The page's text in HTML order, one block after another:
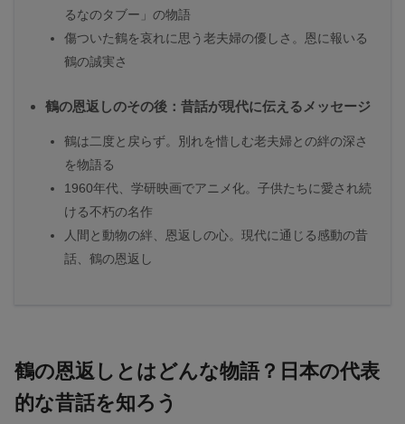
るなのタブー」の物語
傷ついた鶴を哀れに思う老夫婦の優しさ。恩に報いる
鶴の誠実さ
鶴の恩返しのその後：昔話が現代に伝えるメッセージ
鶴は二度と戻らず。別れを惜しむ老夫婦との絆の深さ
を物語る
1960年代、学研映画でアニメ化。子供たちに愛され続
ける不朽の名作
人間と動物の絆、恩返しの心。現代に通じる感動の昔
話、鶴の恩返し
鶴の恩返しとはどんな物語？日本の代表
的な昔話を知ろう